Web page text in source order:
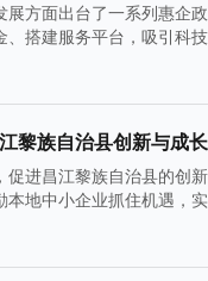
方面出台了一系列惠企
搭建服务平台，吸引科
黎族自治县创新与成
进昌江黎族自治县的创
地中小企业抓住机遇，